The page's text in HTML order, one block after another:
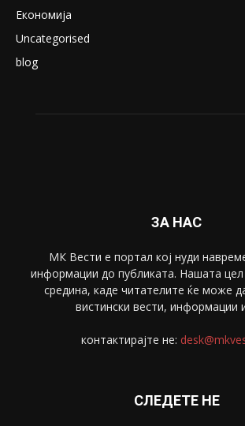
Економија
Uncategorised
blog
ЗА НАС
МК Вести е портал коj нуди
информации до публиката. Нашата
средина, каде читателите ќе може
вистински вести, информации
контактирајте не:
СЛЕДЕТЕ НЕ